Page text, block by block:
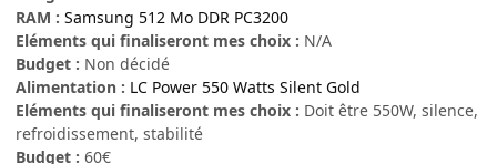
RAM : Samsung 512 Mo DDR PC3200
Eléments qui finaliseront mes choix : N/A
Budget : Non décidé
Alimentation : LC Power 550 Watts Silent Gold
Eléments qui finaliseront mes choix : Doit être 550W, silence,
refroidissement, stabilité
Budget : 60€